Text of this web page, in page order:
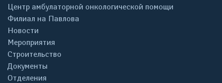
Центр амбулаторной онкологической помощи
Филиал на Павлова
Новости
Мероприятия
Строительство
Документы
Отделения